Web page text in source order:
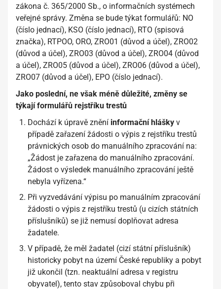
zákona č. 365/2000 Sb., o informačních systémech
veřejné správy. Změna se bude týkat formulářů: NO
(číslo jednací), KSO (číslo jednací), RTO (spisová
značka), RTPOO, ORO, ZRO01 (důvod a účel), ZRO02
(důvod a účel), ZRO03 (důvod a účel), ZRO04 (důvod
a účel), ZRO05 (důvod a účel), ZRO06 (důvod a účel),
ZRO07 (důvod a účel), EPO (číslo jednací).
Jako poslední, ne však méně důležité, změny se
týkají formulářů rejstříku trestů
Dochází k úpravě znění informační hlášky v
případě zařazení žádosti o výpis z rejstříku trestů
právnických osob do manuálního zpracování na:
„Žádost je zařazena do manuálního zpracování.
Žádost o výsledek manuálního zpracování ještě
nebyla vyřízena.“
Při vyzvedávání výpisu po manuálním zpracování
žádosti o výpis z rejstříku trestů (u cizích státních
příslušníků) se již nemusí doplňovat adresa
žadatele.
V případě, že měl žadatel (cizí státní příslušník)
historicky pobyt na území České republiky a pobyt
již ukončil (tzn. neaktuální adresa v registru
obyvatel), tento stav způsoboval chybu při